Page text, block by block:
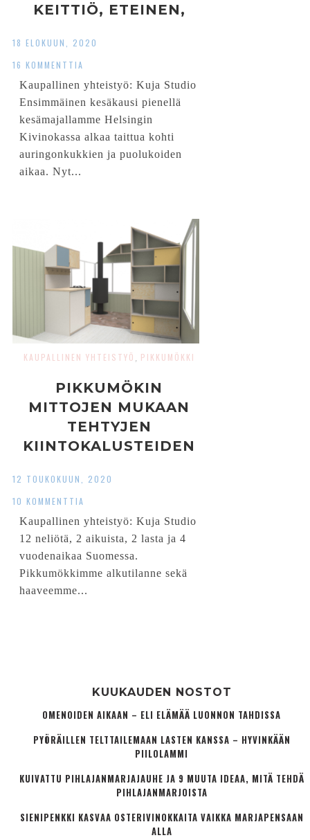
KEITTIÖ, ETEINEN,
SÄILYTYSTILAT
18 ELOKUUN, 2020
16 KOMMENTTIA
Kaupallinen yhteistyö: Kuja Studio
Ensimmäinen kesäkausi pienellä
kesämajallamme Helsingin
Kivinokassa alkaa taittua kohti
auringonkukkien ja puolukoiden
aikaa. Nyt...
KAUPALLINEN YHTEISTYÖ PIKKUMÖKKI
PIKKUMÖKIN
MITTOJEN MUKAAN
TEHTYJEN
KIINTOKALUSTEIDEN
12 TOUKOKUUN, 2020
10 KOMMENTTIA
Kaupallinen yhteistyö: Kuja Studio
12 neliötä, 2 aikuista, 2 lasta ja 4
vuodenaikaa Suomessa.
Pikkumökkimme alkutilanne sekä
haaveemme...
KUUKAUDEN NOSTOT
OMENOIDEN AIKAAN – ELI ELÄMÄÄ LUONNON TAHDISSA
PYÖRÄILLEN TELTTAILEMAAN LASTEN KANSSA – HYVINKÄÄN
PIILOLAMMI
KUIVATTU PIHLAJANMARJAJAUHE JA 9 MUUTA IDEAA, MITÄ TEHDÄ
PIHLAJANMARJOISTA
SIENIPENKKI KASVAA OSTERIVINOKKAITA VAIKKA MARJAPENSAAN
ALLA